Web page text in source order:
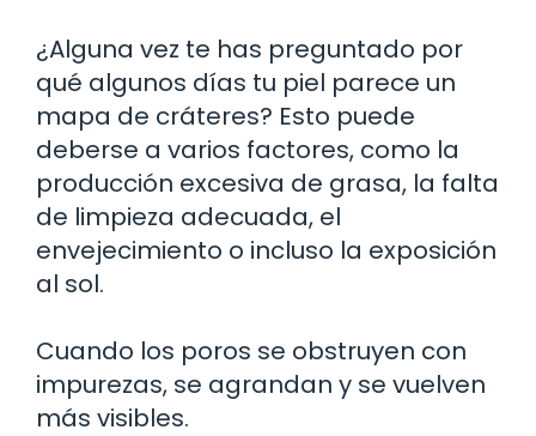
¿Alguna vez te has preguntado por
qué algunos días tu piel parece un
mapa de cráteres? Esto puede
deberse a varios factores, como la
producción excesiva de grasa, la falta
de limpieza adecuada, el
envejecimiento o incluso la exposición
al sol.
Cuando los poros se obstruyen con
impurezas, se agrandan y se vuelven
más visibles.